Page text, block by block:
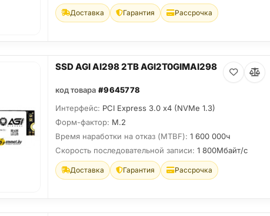
Доставка Гарантия Рассрочка
SSD AGI AI298 2TB AGI2T0GIMAI298
код товара #9645778
Интерфейс: PCI Express 3.0 x4 (NVMe 1.3)
Форм-фактор: M.2
Время наработки на отказ (МТBF): 1 600 000ч
Скорость последовательной записи: 1 800Мбайт/с
Доставка Гарантия Рассрочка